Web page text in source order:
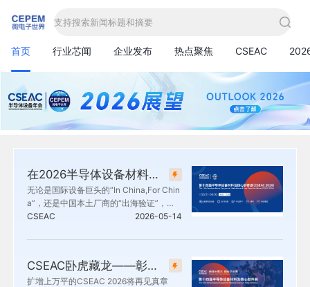
支持搜索新闻标题和摘要
首页 行业芯闻 企业发布 热点聚焦 CSEAC
在2026半导体设备材料及核心部件展(CSEAC)上看国际合作的新范式
无论是国际设备巨头的“In China,For Chin
a”，还是中国本土厂商的“出海验证”，大
家都在同一个命题下寻找答案——如何构
半导体设备材料及核心部件展（CSEA
口。
CSEAC 2026-05-14
CSEAC卧虎藏龙——彰显半导体设备材料及核心部件的中国力量
扩增上万平的CSEAC 2026将再见真章